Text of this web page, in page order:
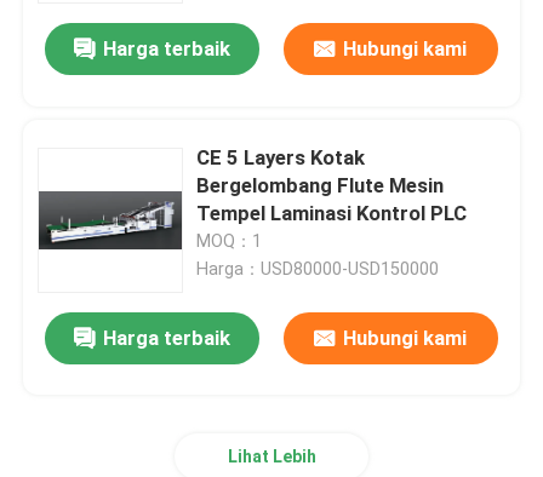
Harga terbaik Hubungi kami
CE 5 Layers Kotak
Bergelombang Flute Mesin
Tempel Laminasi Kontrol PLC
MOQ：1
Harga：USD80000-USD150000
Harga terbaik Hubungi kami
Lihat Lebih